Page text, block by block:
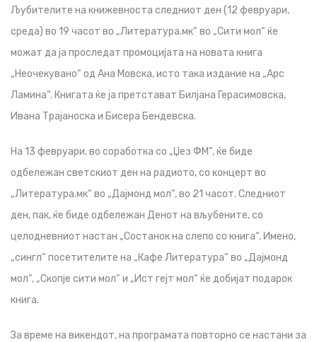
Љубителите на книжевноста следниот ден (12 февруари,
среда) во 19 часот во „Литература.мк“ во „Сити мол“ ќе
можат да ја проследат промоцијата на новата книга
„Неочекувано“ од Ана Мовска, исто така издание на „Арс
Ламина“. Книгата ќе ја претстават Билјана Герасимовска,
Ивана Трајаноска и Бисера Бендевска.
На 13 февруари, во соработка со „Џез ФМ“, ќе биде
одбележан светскиот ден на радиото, со концерт во
„Литература.мк“ во „Дајмонд мол“, во 21 часот. Следниот
ден, пак, ќе биде одбележан Денот на вљубените, со
целодневниот настан „Состанок на слепо со книга“. Имено,
„сингл“ посетителите на „Кафе Литература“ во „Дајмонд
мол“, „Скопје сити мол“ и „Ист гејт мол“ ќе добијат подарок
книга.
За време на викендот, на програмата повторно се настани за